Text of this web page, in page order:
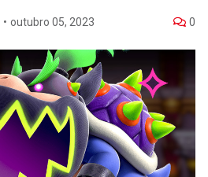
• outubro 05, 2023 0